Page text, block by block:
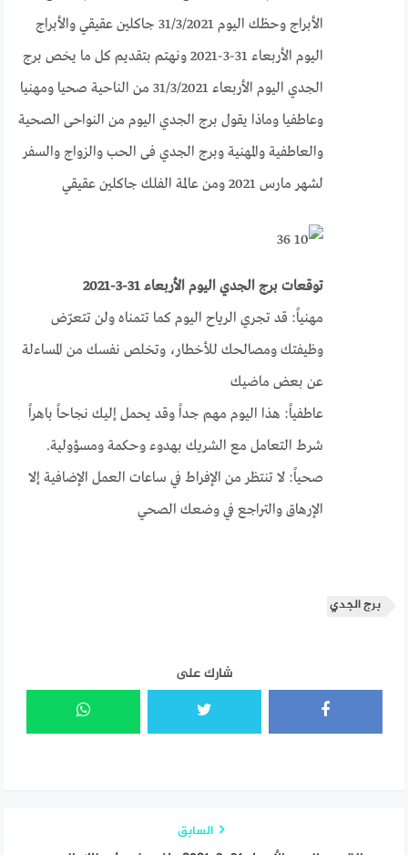
الأبراج وحظك اليوم 31/3/2021 جاكلين عقيقي والأبراج
اليوم الأربعاء 31-3-2021 ونهتم بتقديم كل ما يخص برج
الجدي اليوم الأربعاء 31/3/2021 من الناحية صحيا ومهنيا
وعاطفيا وماذا يقول برج الجدي اليوم من النواحى الصحية
والعاطفية والمهنية وبرج الجدي فى الحب والزواج والسفر
لشهر مارس 2021 ومن عالمة الفلك جاكلين عقيقي
توقعات برج الجدي اليوم الأربعاء 31-3-2021
مهنياً: قد تجري الرياح اليوم كما تتمناه ولن تتعرّض
وظيفتك ومصالحك للأخطار، وتخلص نفسك من المساءلة
عن بعض ماضيك
عاطفياً: هذا اليوم مهم جداً وقد يحمل إليك نجاحاً باهراً
شرط التعامل مع الشريك بهدوء وحكمة ومسؤولية.
صحياً: لا تنتظر من الإفراط في ساعات العمل الإضافية إلا
الإرهاق والتراجع في وضعك الصحي
برج الجدي
شارك على
السابق